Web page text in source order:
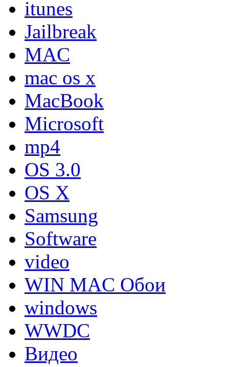
itunes
Jailbreak
MAC
mac os x
MacBook
Microsoft
mp4
OS 3.0
OS X
Samsung
Software
video
WIN MAC Обои
windows
WWDC
Видео